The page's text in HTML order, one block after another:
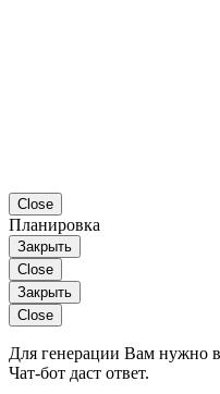
Close
Планировка
Закрыть
Close
Закрыть
Close
Для генерации Вам нужно
Чат-бот даст ответ.